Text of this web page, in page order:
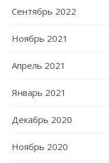
Сентябрь 2022
Ноябрь 2021
Апрель 2021
Январь 2021
Декабрь 2020
Ноябрь 2020